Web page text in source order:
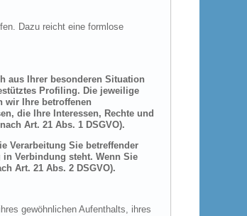
Dazu reicht eine formlose
aus Ihrer besonderen Situation
Profiling. Die jeweilige
wir Ihre betroffenen
die Ihre Interessen, Rechte und
Art. 21 Abs. 1 DSGVO).
Verarbeitung Sie betreffender
Verbindung steht. Wenn Sie
Art. 21 Abs. 2 DSGVO).
gewöhnlichen Aufenthalts, ihres